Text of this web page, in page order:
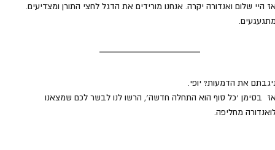
היי שלום ואנדורה יקרה. אנחנו מורידים את הדגל לחצי התורן ומצדיעים.
את הדמעות? יופי.
בסימן ׳כל סוף הוא התחלה חדשה׳, הרשו לנו לבשר לכם שמצאנו
מחליפה.